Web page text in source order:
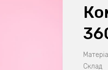
Склад